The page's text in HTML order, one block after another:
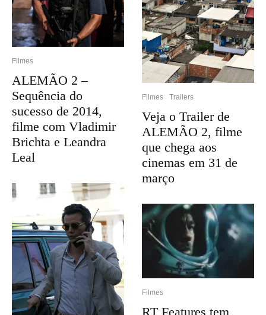
Filmes
ALEMÃO 2 –
Sequência do
sucesso de 2014,
filme com Vladimir
Brichta e Leandra
Leal
Filmes Trailers
Veja o Trailer de
ALEMÃO 2, filme
que chega aos
cinemas em 31 de
março
Filmes
RT Features tem